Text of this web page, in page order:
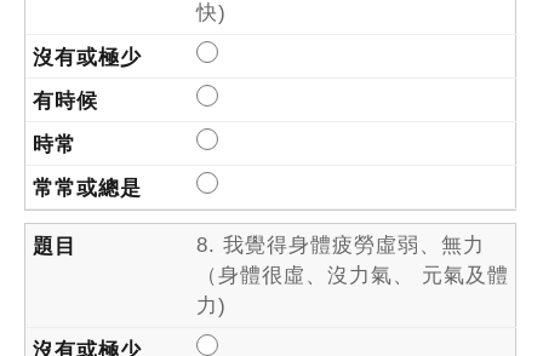
快)
8. 我覺得身體疲勞虛弱、無力
（身體很虛、沒力氣、 元氣及體
力)